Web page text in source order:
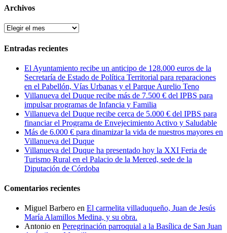
Archivos
Archivos
Entradas recientes
El Ayuntamiento recibe un anticipo de 128.000 euros de la
Secretaría de Estado de Política Territorial para reparaciones
en el Pabellón, Vías Urbanas y el Parque Aurelio Teno
Villanueva del Duque recibe más de 7.500 € del IPBS para
impulsar programas de Infancia y Familia
Villanueva del Duque recibe cerca de 5.000 € del IPBS para
financiar el Programa de Envejecimiento Activo y Saludable
Más de 6.000 € para dinamizar la vida de nuestros mayores en
Villanueva del Duque
Villanueva del Duque ha presentado hoy la XXI Feria de
Turismo Rural en el Palacio de la Merced, sede de la
Diputación de Córdoba
Comentarios recientes
Miguel Barbero en El carmelita villaduqueño, Juan de Jesús
María Alamillos Medina, y su obra.
Antonio en Peregrinación parroquial a la Basílica de San Juan